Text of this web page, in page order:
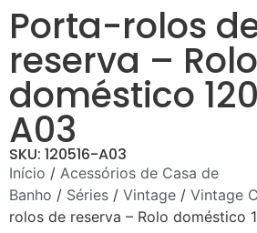
Porta-rolos
reserva – Rolo
doméstico
A03
SKU: 120516-A03
Início / Acessórios de Casa de
Banho / Séries / Vintage / Vintage
rolos de reserva – Rolo doméstico